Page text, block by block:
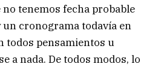
tenemos fecha probable
un cronograma todavía en
todos pensamientos u
a nada. De todos modos, lo